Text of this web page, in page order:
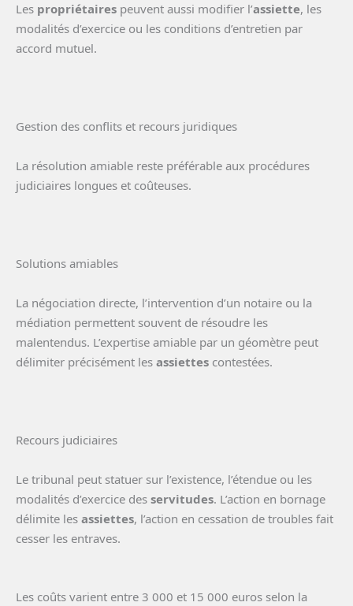
Les propriétaires peuvent aussi modifier l’assiette, les
modalités d’exercice ou les conditions d’entretien par
accord mutuel.
Gestion des conflits et recours juridiques
La résolution amiable reste préférable aux procédures
judiciaires longues et coûteuses.
Solutions amiables
La négociation directe, l’intervention d’un notaire ou la
médiation permettent souvent de résoudre les
malentendus. L’expertise amiable par un géomètre peut
délimiter précisément les assiettes contestées.
Recours judiciaires
Le tribunal peut statuer sur l’existence, l’étendue ou les
modalités d’exercice des servitudes. L’action en bornage
délimite les assiettes, l’action en cessation de troubles fait
cesser les entraves.
Les coûts varient entre 3 000 et 15 000 euros selon la